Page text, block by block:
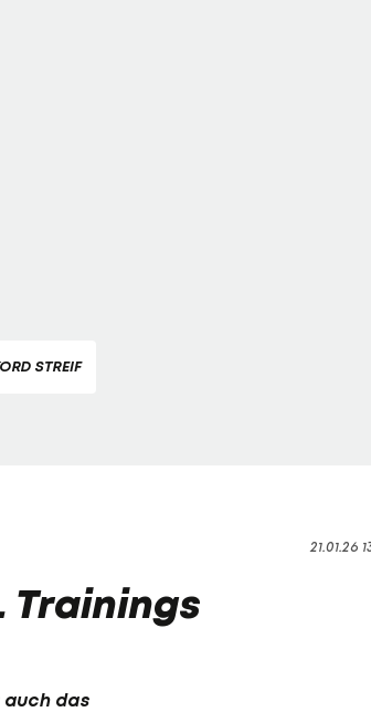
STREIF
21.01.26
Trainings
das